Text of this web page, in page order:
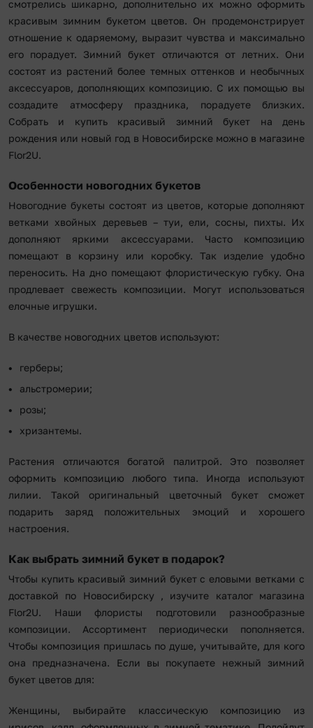
смотрелись шикарно, дополнительно их можно оформить
красивым зимним букетом цветов. Он продемонстрирует
отношение к одаряемому, выразит чувства и максимально
его порадует. Зимний букет отличаются от летних. Они
состоят из растений более темных оттенков и необычных
аксессуаров, дополняющих композицию. С их помощью вы
создадите атмосферу праздника, порадуете близких.
Собрать и купить красивый зимний букет на день
рождения или новый год в Новосибирске можно в магазине
Flor2U.
Особенности новогодних букетов
Новогодние букеты состоят из цветов, которые дополняют
ветками хвойных деревьев – туи, ели, сосны, пихты. Их
дополняют яркими аксессуарами. Часто композицию
помещают в корзину или коробку. Так изделие удобно
переносить. На дно помещают флористическую губку. Она
продлевает свежесть композиции. Могут использоваться
елочные игрушки.
В качестве новогодних цветов используют:
герберы;
альстромерии;
розы;
хризантемы.
Растения отличаются богатой палитрой. Это позволяет
оформить композицию любого типа. Иногда используют
лилии. Такой оригинальный цветочный букет сможет
подарить заряд положительных эмоций и хорошего
настроения.
Как выбрать зимний букет в подарок?
Чтобы купить красивый зимний букет с еловыми ветками с
доставкой по Новосибирску , изучите каталог магазина
Flor2U. Наши флористы подготовили разнообразные
композиции. Ассортимент периодически пополняется.
Чтобы композиция пришлась по душе, учитывайте, для кого
она предназначена. Если вы покупаете нежный зимний
букет цветов для:
Женщины, выбирайте классическую композицию из